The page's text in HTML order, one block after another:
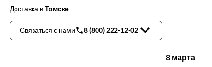
Доставка вТомске
Связаться с нами 8 (800) 222-12-02
8 марта